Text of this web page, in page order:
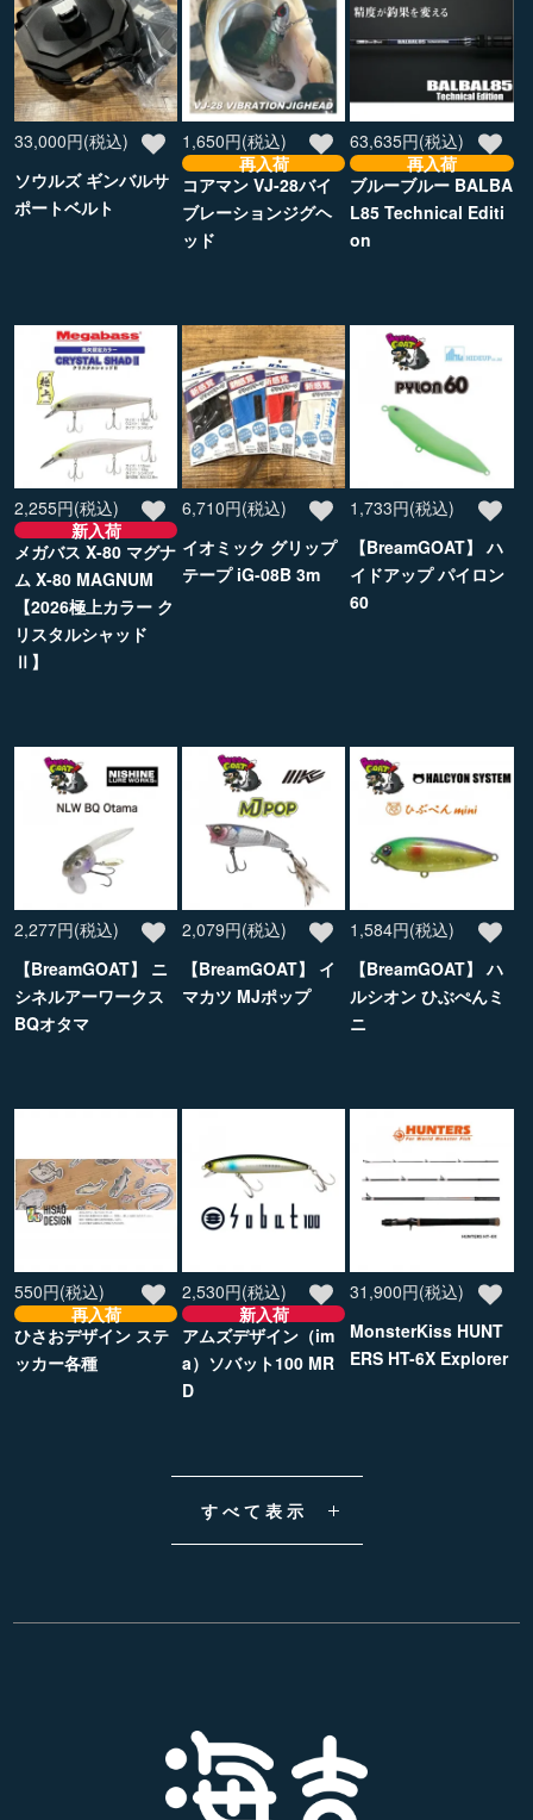
33,000円(税込)
ソウルズ ギンバルサ
ポートベルト
1,650円(税込)
再入荷
コアマン VJ-28バイ
ブレーションジグヘ
ッド
63,635円(税込)
再入荷
ブルーブルー BALBA
L85 Technical Editi
on
2,255円(税込)
新入荷
メガバス X-80 マグナ
ム X-80 MAGNUM
【2026極上カラー ク
リスタルシャッド
Ⅱ】
6,710円(税込)
イオミック グリップ
テープ iG-08B 3m
1,733円(税込)
【BreamGOAT】 ハ
イドアップ パイロン
60
2,277円(税込)
【BreamGOAT】 ニ
シネルアーワークス
BQオタマ
2,079円(税込)
【BreamGOAT】 イ
マカツ MJポップ
1,584円(税込)
【BreamGOAT】 ハ
ルシオン ひぶぺんミ
ニ
550円(税込)
再入荷
ひさおデザイン ステ
ッカー各種
2,530円(税込)
新入荷
アムズデザイン（im
a）ソバット100 MR
D
31,900円(税込)
MonsterKiss HUNT
ERS HT-6X Explorer
すべて表示